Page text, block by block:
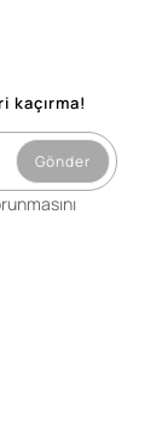
kaçırma!
Gönder